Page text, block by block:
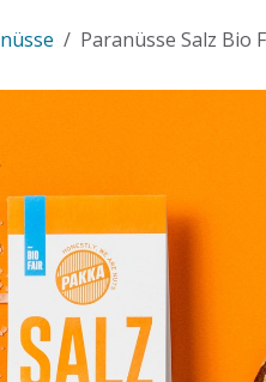
Paranüsse Salz Bio